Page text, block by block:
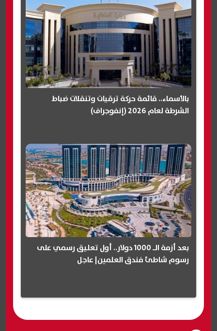
بالأسماء.. قائمة حركة ترقيات وتنقلات ضباط
الشرطة لعام 2026 (إنفوجراف)
بعد أزمة الـ 1000 دولار.. أول تعليق رسمي على
رسوم شاطئ فندق العلمين| عاجل